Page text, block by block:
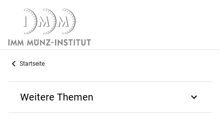
Startseite
Weitere Themen